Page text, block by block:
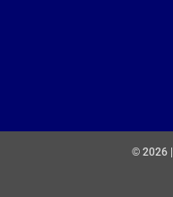
© 2026 |